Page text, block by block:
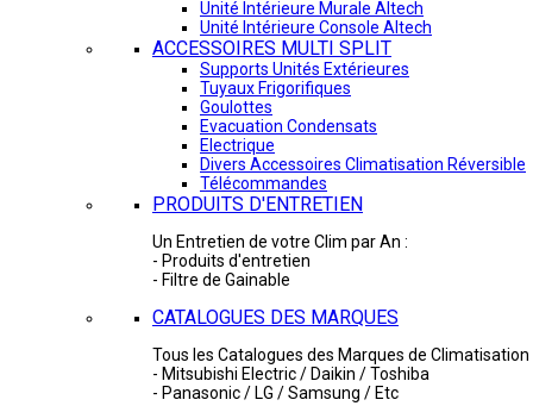
Unité Intérieure Murale Altech
Unité Intérieure Console Altech
ACCESSOIRES MULTI SPLIT
Supports Unités Extérieures
Tuyaux Frigorifiques
Goulottes
Evacuation Condensats
Electrique
Divers Accessoires Climatisation Réversible
Télécommandes
PRODUITS D'ENTRETIEN
Un Entretien de votre Clim par An :
- Produits d'entretien
- Filtre de Gainable
CATALOGUES DES MARQUES
Tous les Catalogues des Marques de Climatisation
- Mitsubishi Electric / Daikin / Toshiba
- Panasonic / LG / Samsung / Etc